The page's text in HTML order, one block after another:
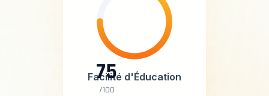
75
/100
Facilité d'Éducation